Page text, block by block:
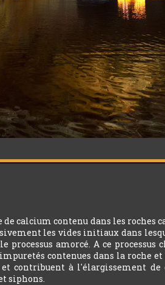
de calcium contenu dans les
les vides initiaux dans
amorcé. A ce processus
contenues dans la roche
contribuent à l'élargissement
siphons.